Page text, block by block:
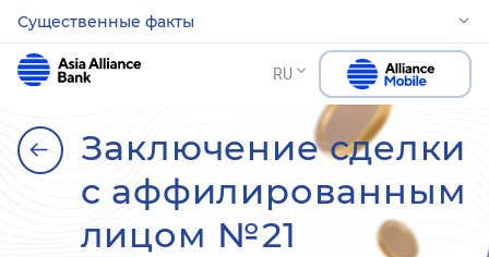
Существенные факты
RU
Заключение сделки
с аффилированным
лицом №21